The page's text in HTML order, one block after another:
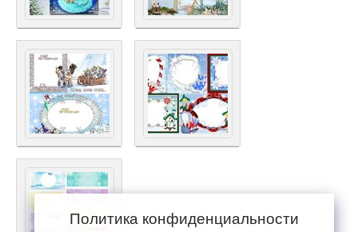
Политика конфиденциальности